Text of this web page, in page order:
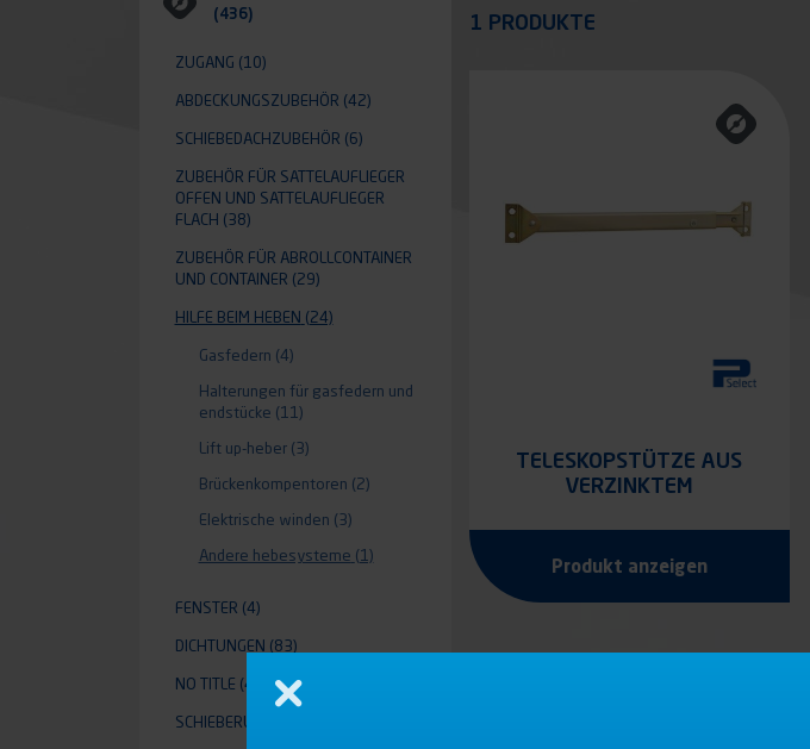
1 PRODUKTE
TELESKOPSTÜTZE AUS
VERZINKTEM
Produkt anzeigen
(436)
ZUGANG (10)
ABDECKUNGSZUBEHÖR (42)
SCHIEBEDACHZUBEHÖR (6)
ZUBEHÖR FÜR SATTELAUFLIEGER
OFFEN UND SATTELAUFLIEGER
FLACH (38)
ZUBEHÖR FÜR ABROLLCONTAINER
UND CONTAINER (29)
HILFE BEIM HEBEN (24)
Gasfedern (4)
Halterungen für gasfedern und
endstücke (11)
Lift up-heber (3)
Brückenkompentoren (2)
Elektrische winden (3)
Andere hebesysteme (1)
FENSTER (4)
DICHTUNGEN (83)
NO TITLE (4)
SCHIEBERUNGEN